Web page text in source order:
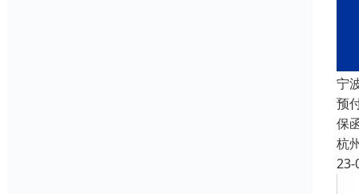
宁
预
保
杭
23-